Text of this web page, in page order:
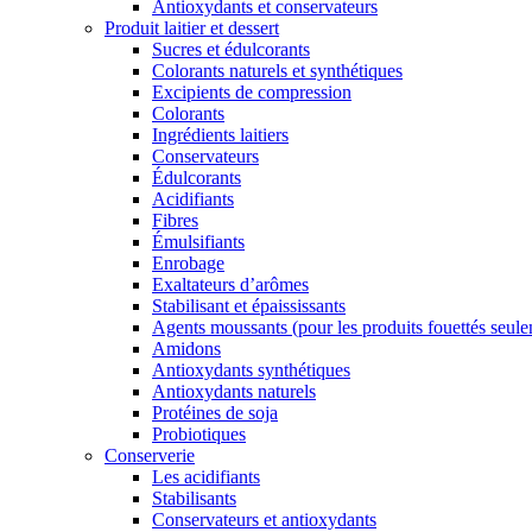
Antioxydants et conservateurs
Produit laitier et dessert
Sucres et édulcorants
Colorants naturels et synthétiques
Excipients de compression
Colorants
Ingrédients laitiers
Conservateurs
Édulcorants
Acidifiants
Fibres
Émulsifiants
Enrobage
Exaltateurs d’arômes
Stabilisant et épaississants
Agents moussants (pour les produits fouettés
Amidons
Antioxydants synthétiques
Antioxydants naturels
Protéines de soja
Probiotiques
Conserverie
Les acidifiants
Stabilisants
Conservateurs et antioxydants